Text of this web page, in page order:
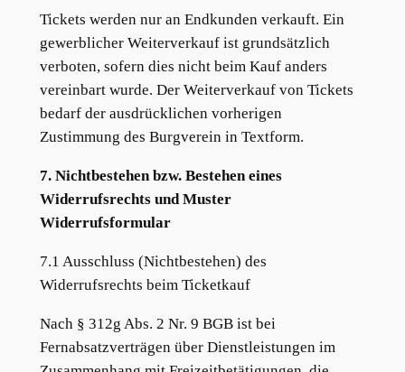
Tickets werden nur an Endkunden verkauft. Ein
gewerblicher Weiterverkauf ist grundsätzlich
verboten, sofern dies nicht beim Kauf anders
vereinbart wurde. Der Weiterverkauf von Tickets
bedarf der ausdrücklichen vorherigen
Zustimmung des Burgverein in Textform.
7. Nichtbestehen bzw. Bestehen eines
Widerrufsrechts und Muster
Widerrufsformular
7.1 Ausschluss (Nichtbestehen) des
Widerrufsrechts beim Ticketkauf
Nach § 312g Abs. 2 Nr. 9 BGB ist bei
Fernabsatzverträgen über Dienstleistungen im